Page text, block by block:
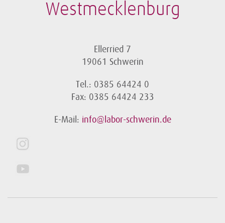
Westmecklenburg
Ellerried 7
19061 Schwerin
Tel.: 0385 64424 0
Fax: 0385 64424 233
E-Mail: info@labor-schwerin.de